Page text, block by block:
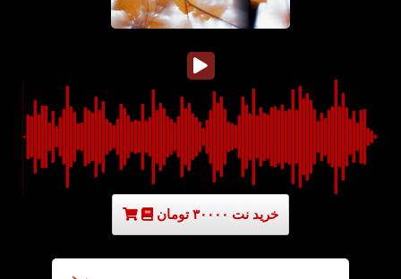
خرید نت ۳۰۰۰۰ تومان